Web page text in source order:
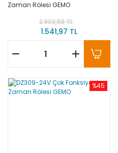
Zaman Rölesi GEMO
2.803,58 TL
1.541,97 TL
%45